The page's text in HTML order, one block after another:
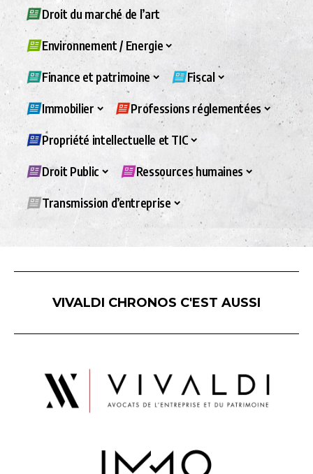
Droit du marché de l’art
Environnement / Energie
Finance et patrimoine Fiscal
Immobilier Professions réglementées
Propriété intellectuelle et TIC
Droit Public Ressources humaines
Transmission d’entreprise
VIVALDI CHRONOS C'EST AUSSI